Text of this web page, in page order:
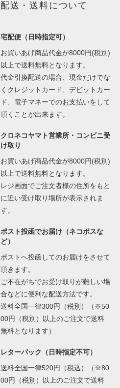
配送・送料について
宅配便（日時指定可）
お買いあげ商品代金が8000円(税別)
以上で送料無料となります。
代金引換配送の場合、現金だけでな
くクレジットカード、デビットカー
ド、電子マネーでのお支払いをして
頂くことが出来ます。
クロネコヤマト営業所・コンビニ受
け取り
お買いあげ商品代金が8000円(税別)
以上で送料無料となります。
レジ画面でご注文者様の住所をもと
に近い受け取り場所が表示されま
す。
ポスト投函でお届け（ネコポスな
ど）
ポストへ投函してのお届けをさせて
頂きます。
ご不在がちでお受け取りが難しい場
合などに便利な配送方法です。
送料全国一律300円（税別）（※50
00円（税別）以上のご注文で送料
無料となります）
レターパック（日時指定不可）
送料全国一律520円（税込）（※80
00円（税別）以上のご注文で送料